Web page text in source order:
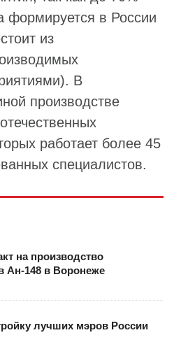
формируется в России
из
В
производстве
работает более 45
специалистов.
на производство
Ан-148 в Воронеже
лучших мэров России